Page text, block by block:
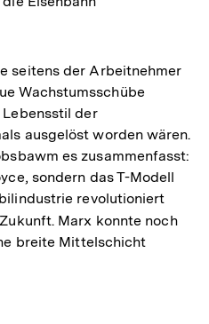
Fußnote
seitens der Arbeitnehmer
Wachstumsschübe
der
ausgelöst worden wären.
es zusammenfasst:
sondern das T-Modell
revolutioniert
Marx konnte noch
breite Mittelschicht